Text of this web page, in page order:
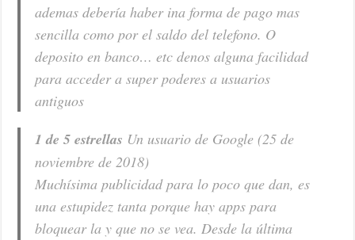
ademas debería haber ina forma de pago mas
sencilla como por el saldo del telefono. O
deposito en banco… etc denos alguna facilidad
para acceder a super poderes a usuarios
antiguos
1 de 5 estrellas Un usuario de Google (25 de
noviembre de 2018)
Muchísima publicidad para lo poco que dan, es
una estupidez tanta porque hay apps para
bloquear la y que no se vea. Desde la última